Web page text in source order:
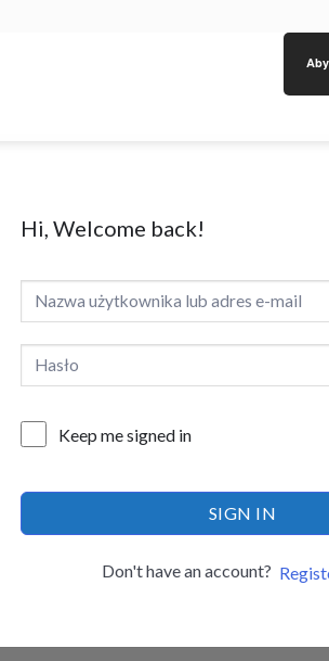
Hi, Welcome back!
Keep me signed in
SIGN IN
Don't have an account?